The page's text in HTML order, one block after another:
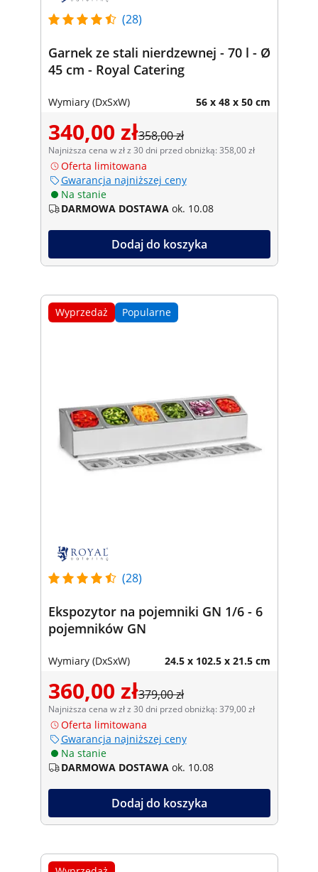
(28)
Garnek ze stali nierdzewnej - 70 l - Ø
45 cm - Royal Catering
Wymiary (DxSxW) 56 x 48 x 50 cm
340,00 zł358,00 zł
Najniższa cena w zł z 30 dni przed obniżką: 358,00 zł
Oferta limitowana
Gwarancja najniższej ceny
Na stanie
DARMOWA DOSTAWA ok. 10.08
Dodaj do koszyka
Wyprzedaż Popularne
(28)
Ekspozytor na pojemniki GN 1/6 - 6
pojemników GN
Wymiary (DxSxW) 24.5 x 102.5 x 21.5 cm
360,00 zł379,00 zł
Najniższa cena w zł z 30 dni przed obniżką: 379,00 zł
Oferta limitowana
Gwarancja najniższej ceny
Na stanie
DARMOWA DOSTAWA ok. 10.08
Dodaj do koszyka